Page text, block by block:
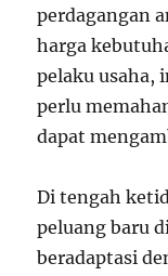
perdagangan
harga
pelaku usaha,
perlu
dapat
Di tengah
peluang baru
beradaptasi